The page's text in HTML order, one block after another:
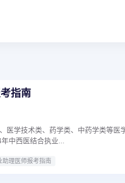
指南
医学技术类、药学类、中药学类等医
中西医结合执业...
助理医师报考指南